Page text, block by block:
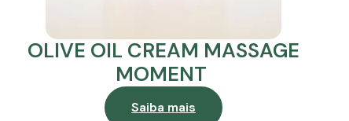
OLIVE OIL CREAM MASSAGE
MOMENT
Saiba mais